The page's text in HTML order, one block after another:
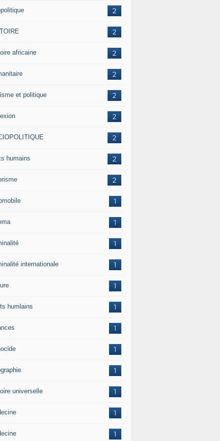
2
2
2
africaine
2
2
et politique
2
2
2
humains
2
1
1
1
1
internationale
1
1
humlains
1
1
1
1
universelle
1
1